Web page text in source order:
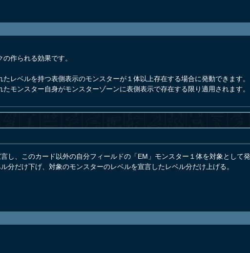
作られる効果です。
レベルを持つ表側表示のモンスターが１体以上存在する場合に発動できます。
モンスター自身がモンスターゾーンに表側表示で存在する限り適用されます。
し、このカード以外の自分フィールドの「EM」モンスター１体を対象として
分だけ下げ、対象のモンスターのレベルを宣言したレベル分だけ上げる。